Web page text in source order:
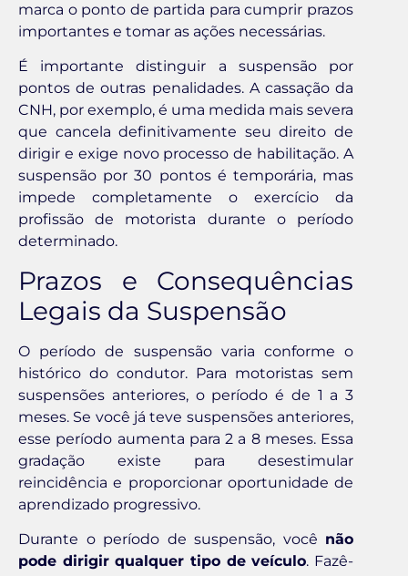
marca o ponto de partida para cumprir prazos
importantes e tomar as ações necessárias.
É importante distinguir a suspensão por
pontos de outras penalidades. A cassação da
CNH, por exemplo, é uma medida mais severa
que cancela definitivamente seu direito de
dirigir e exige novo processo de habilitação. A
suspensão por 30 pontos é temporária, mas
impede completamente o exercício da
profissão de motorista durante o período
determinado.
Prazos e Consequências
Legais da Suspensão
O período de suspensão varia conforme o
histórico do condutor. Para motoristas sem
suspensões anteriores, o período é de 1 a 3
meses. Se você já teve suspensões anteriores,
esse período aumenta para 2 a 8 meses. Essa
gradação existe para desestimular
reincidência e proporcionar oportunidade de
aprendizado progressivo.
Durante o período de suspensão, você não
pode dirigir qualquer tipo de veículo. Fazê-